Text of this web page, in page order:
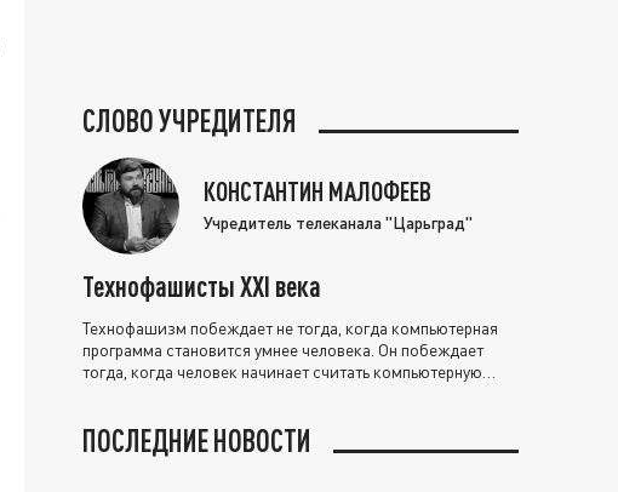
СЛОВО УЧРЕДИТЕЛЯ
КОНСТАНТИН МАЛОФЕЕВ
Учредитель телеканала "Царьград"
Технофашисты XXI века
Технофашизм побеждает не тогда, когда компьютерная
программа становится умнее человека. Он побеждает
тогда, когда человек начинает считать компьютерную
ПОСЛЕДНИЕ НОВОСТИ